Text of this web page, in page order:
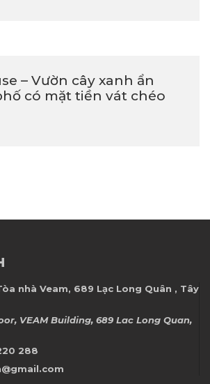
– Vườn cây xanh ẩn
có mặt tiền vát chéo
nhà Veam, 689 Lạc Long Quân , Tây
VEAM Building, 689 Lac Long Quan,
288